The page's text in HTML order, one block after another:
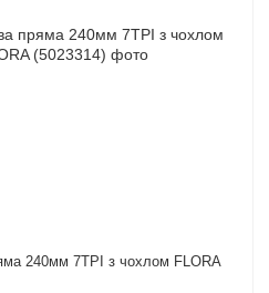
240мм 7TPI з чохлом FLORA